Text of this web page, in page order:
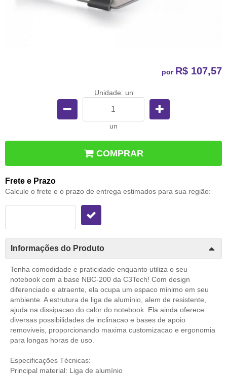
por R$ 107,57
Unidade: un
un
COMPRAR
Frete e Prazo
Calcule o frete e o prazo de entrega estimados para sua região:
Informações do Produto
Tenha comodidade e praticidade enquanto utiliza o seu
notebook com a base NBC-200 da C3Tech! Com design
diferenciado e atraente, ela ocupa um espaco minimo em seu
ambiente. A estrutura de liga de aluminio, alem de resistente,
ajuda na dissipacao do calor do notebook. Ela ainda oferece
diversas possibilidades de inclinacao e bases de apoio
removiveis, proporcionando maxima customizacao e ergonomia
para longas horas de uso.
Especificações Técnicas:
Principal material: Liga de alumínio